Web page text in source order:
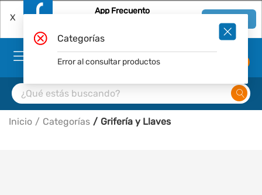
X
App Frecuento
Inicio Categorías Grifería y Llaves
Categorías
Error al consultar productos